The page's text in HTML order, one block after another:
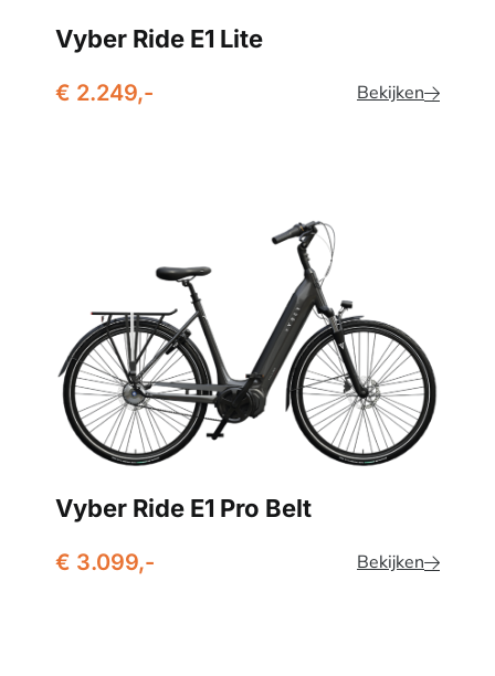
Vyber Ride E1 Lite
€ 2.249,- Bekijken
Vyber Ride E1 Pro Belt
€ 3.099,- Bekijken